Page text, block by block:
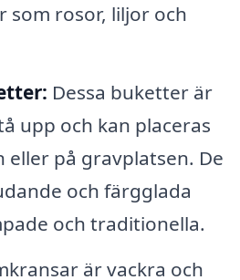
som rosor, liljor och
Dessa buketter är
upp och kan placeras
eller på gravplatsen. De
och färgglada
och traditionella.
är vackra och